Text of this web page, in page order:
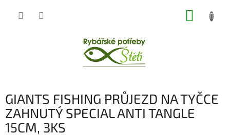
GIANTS FISHING PRŮJEZD NA TYČCE
ZAHNUTÝ SPECIAL ANTI TANGLE
15CM, 3KS